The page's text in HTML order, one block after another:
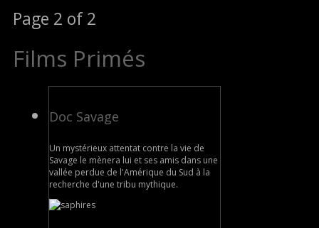
Page 2 of 2
Films Primés
Doc Savage
Un mystérieux attentat contre la vie de
Savage le mènera lui et ses amis dans une
vallée perdue de l'Amérique du Sud à la
recherche d'une tribu mythique.